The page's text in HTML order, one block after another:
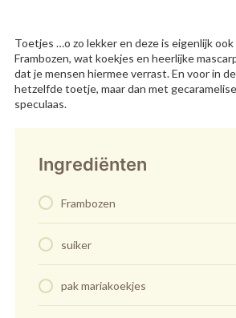
Toetjes …o zo lekker en deze is eigenlijk ook
Frambozen, wat koekjes en heerlijke
dat je mensen hiermee verrast. En voor in
hetzelfde toetje, maar dan met
speculaas.
Ingrediënten
Frambozen
suiker
pak mariakoekjes